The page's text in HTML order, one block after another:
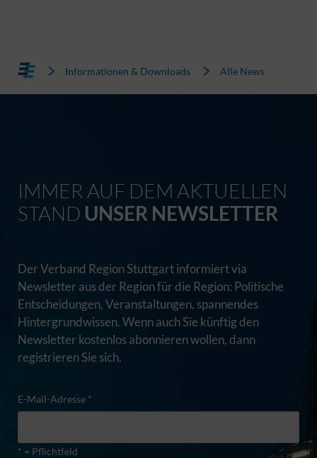
Informationen & Downloads Alle News
IMMER AUF DEM AKTUELLEN
STAND UNSER NEWSLETTER
Der Verband Region Stuttgart informiert via
Newsletter aus der Region für die Region: Politische
Entscheidungen, Veranstaltungen, spannendes
Hintergrundwissen. Wenn auch Sie künftig den
Newsletter kostenlos abonnieren wollen, dann
registrieren Sie sich.
E-Mail-Adresse *
* = Pflichtfeld